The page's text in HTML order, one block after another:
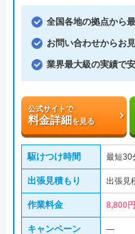
全国各地の拠点から
お問い合わせからお
業界最大級の実績で
公式サイトで
料金詳細を見る
駆けつけ時間 最短30
出張見積もり 出張見
作業料金 8,800
キャンペーン ―